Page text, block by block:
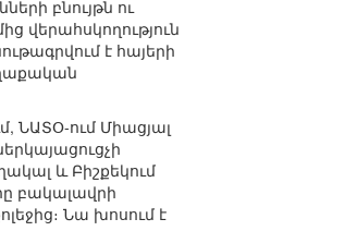
բնույթն ու
վերահսկողություն
է հայերի
ՆԱՏՕ-ում Միացյալ
և Բիշքեկում
բակալավրի
Նա խոսում է